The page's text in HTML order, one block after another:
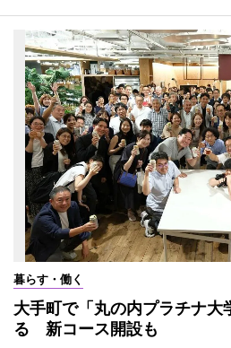
暮らす・働く
大手町で「丸の内プラチナ大
る 新コース開設も